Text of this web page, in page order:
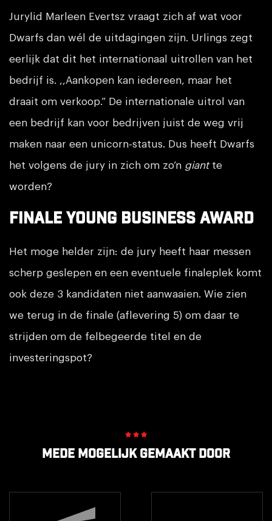
Jurylid Marleen Evertsz vraagt zich af wat voor
Dwarfs dan wél de uitdagingen zijn. Urlings zegt
eerlijk dat dit het internationaal uitrollen van het
bedrijf is. ,,Aankopen kan iedereen, maar het
draait om verkoop.” De internationale uitrol van
een bedrijf kan voor bedrijven juist de weg vrij
maken naar een unicorn-status. Dus heeft Dwarfs
het volgens de jury in zich om zo’n giantte
worden?
Finale Young Business Award
Het moge helder zijn: de jury heeft haar messen
scherp geslepen en een eventuele finaleplek komt
ook deze 3 kandidaten niet aanwaaien. Wie zien
we terug in de finale (aflevering 5) om daar te
strijden om de felbegeerde titel en de
investeringspot?
Mede mogelijk gemaakt door